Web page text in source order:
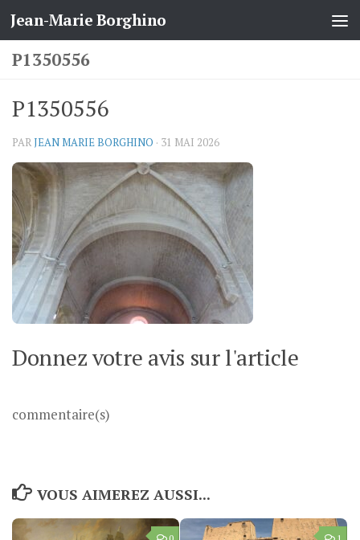
Skip to content
Jean-Marie Borghino
P1350556
P1350556
PARJEAN MARIE BORGHINO · 31 MAI 2026
Donnez votre avis sur l'article
commentaire(s)
VOUS AIMEREZ AUSSI...